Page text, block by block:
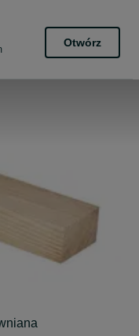
Otwórz